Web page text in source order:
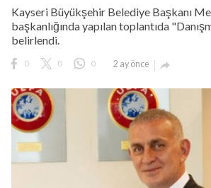
Kayseri Büyükşehir Belediye Başkanı
başkanlığında yapılan toplantıda
belirlendi.
0 0 0 2 ay önce 